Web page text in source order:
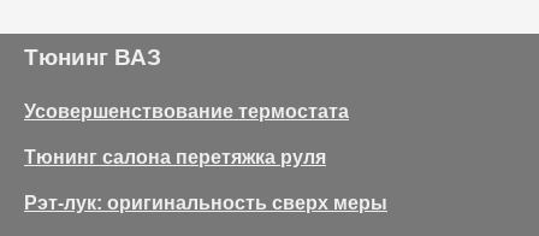
Тюнинг ВАЗ
Усовершенствование термостата
Тюнинг салона перетяжка руля
Рэт-лук: оригинальность сверх меры